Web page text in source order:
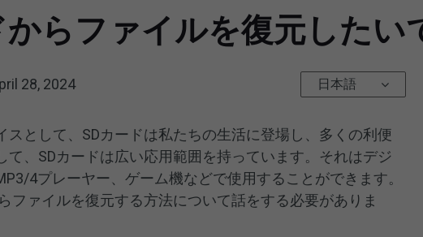
からファイルを復元したい
28, 2024 日本語
スとして、SDカードは私たちの生活に登場し、多くの利便
て、SDカードは広い応用範囲を持っています。それはデジ
4プレーヤー、ゲーム機などで使用することができます。
ファイルを復元する方法について話をする必要がありま